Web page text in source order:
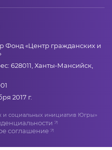
Фонд «Центр гражданских и
628011, Ханты-Мансийск,
2017 г.
и социальных инициатив Югры»
соглашение